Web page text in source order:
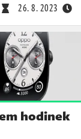
26. 8. 2023
hodinek